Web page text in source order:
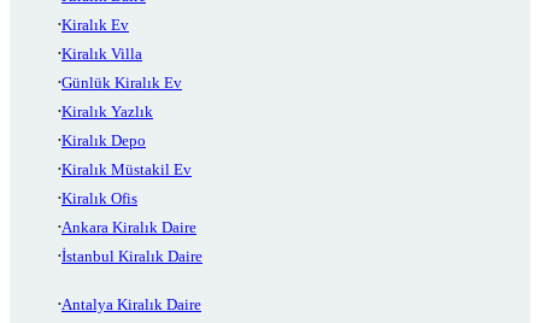
Kiralık Ev
Kiralık Villa
Günlük Kiralık Ev
Kiralık Yazlık
Kiralık Depo
Kiralık Müstakil Ev
Kiralık Ofis
Ankara Kiralık Daire
İstanbul Kiralık Daire
Antalya Kiralık Daire